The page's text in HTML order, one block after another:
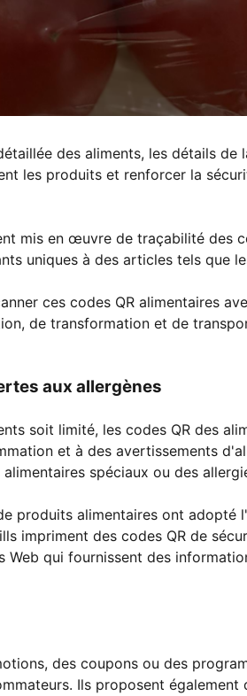
des aliments, les détails
les produits et renforcer la
mis en œuvre de traçabilité des
uniques à des articles tels que
ces codes QR alimentaires
de transformation et de
aux allergènes
soit limité, les codes QR des
et à des avertissements
spéciaux ou des
produits alimentaires ont adopté
impriment des codes QR de
qui fournissent des
des coupons ou des
Ils proposent également